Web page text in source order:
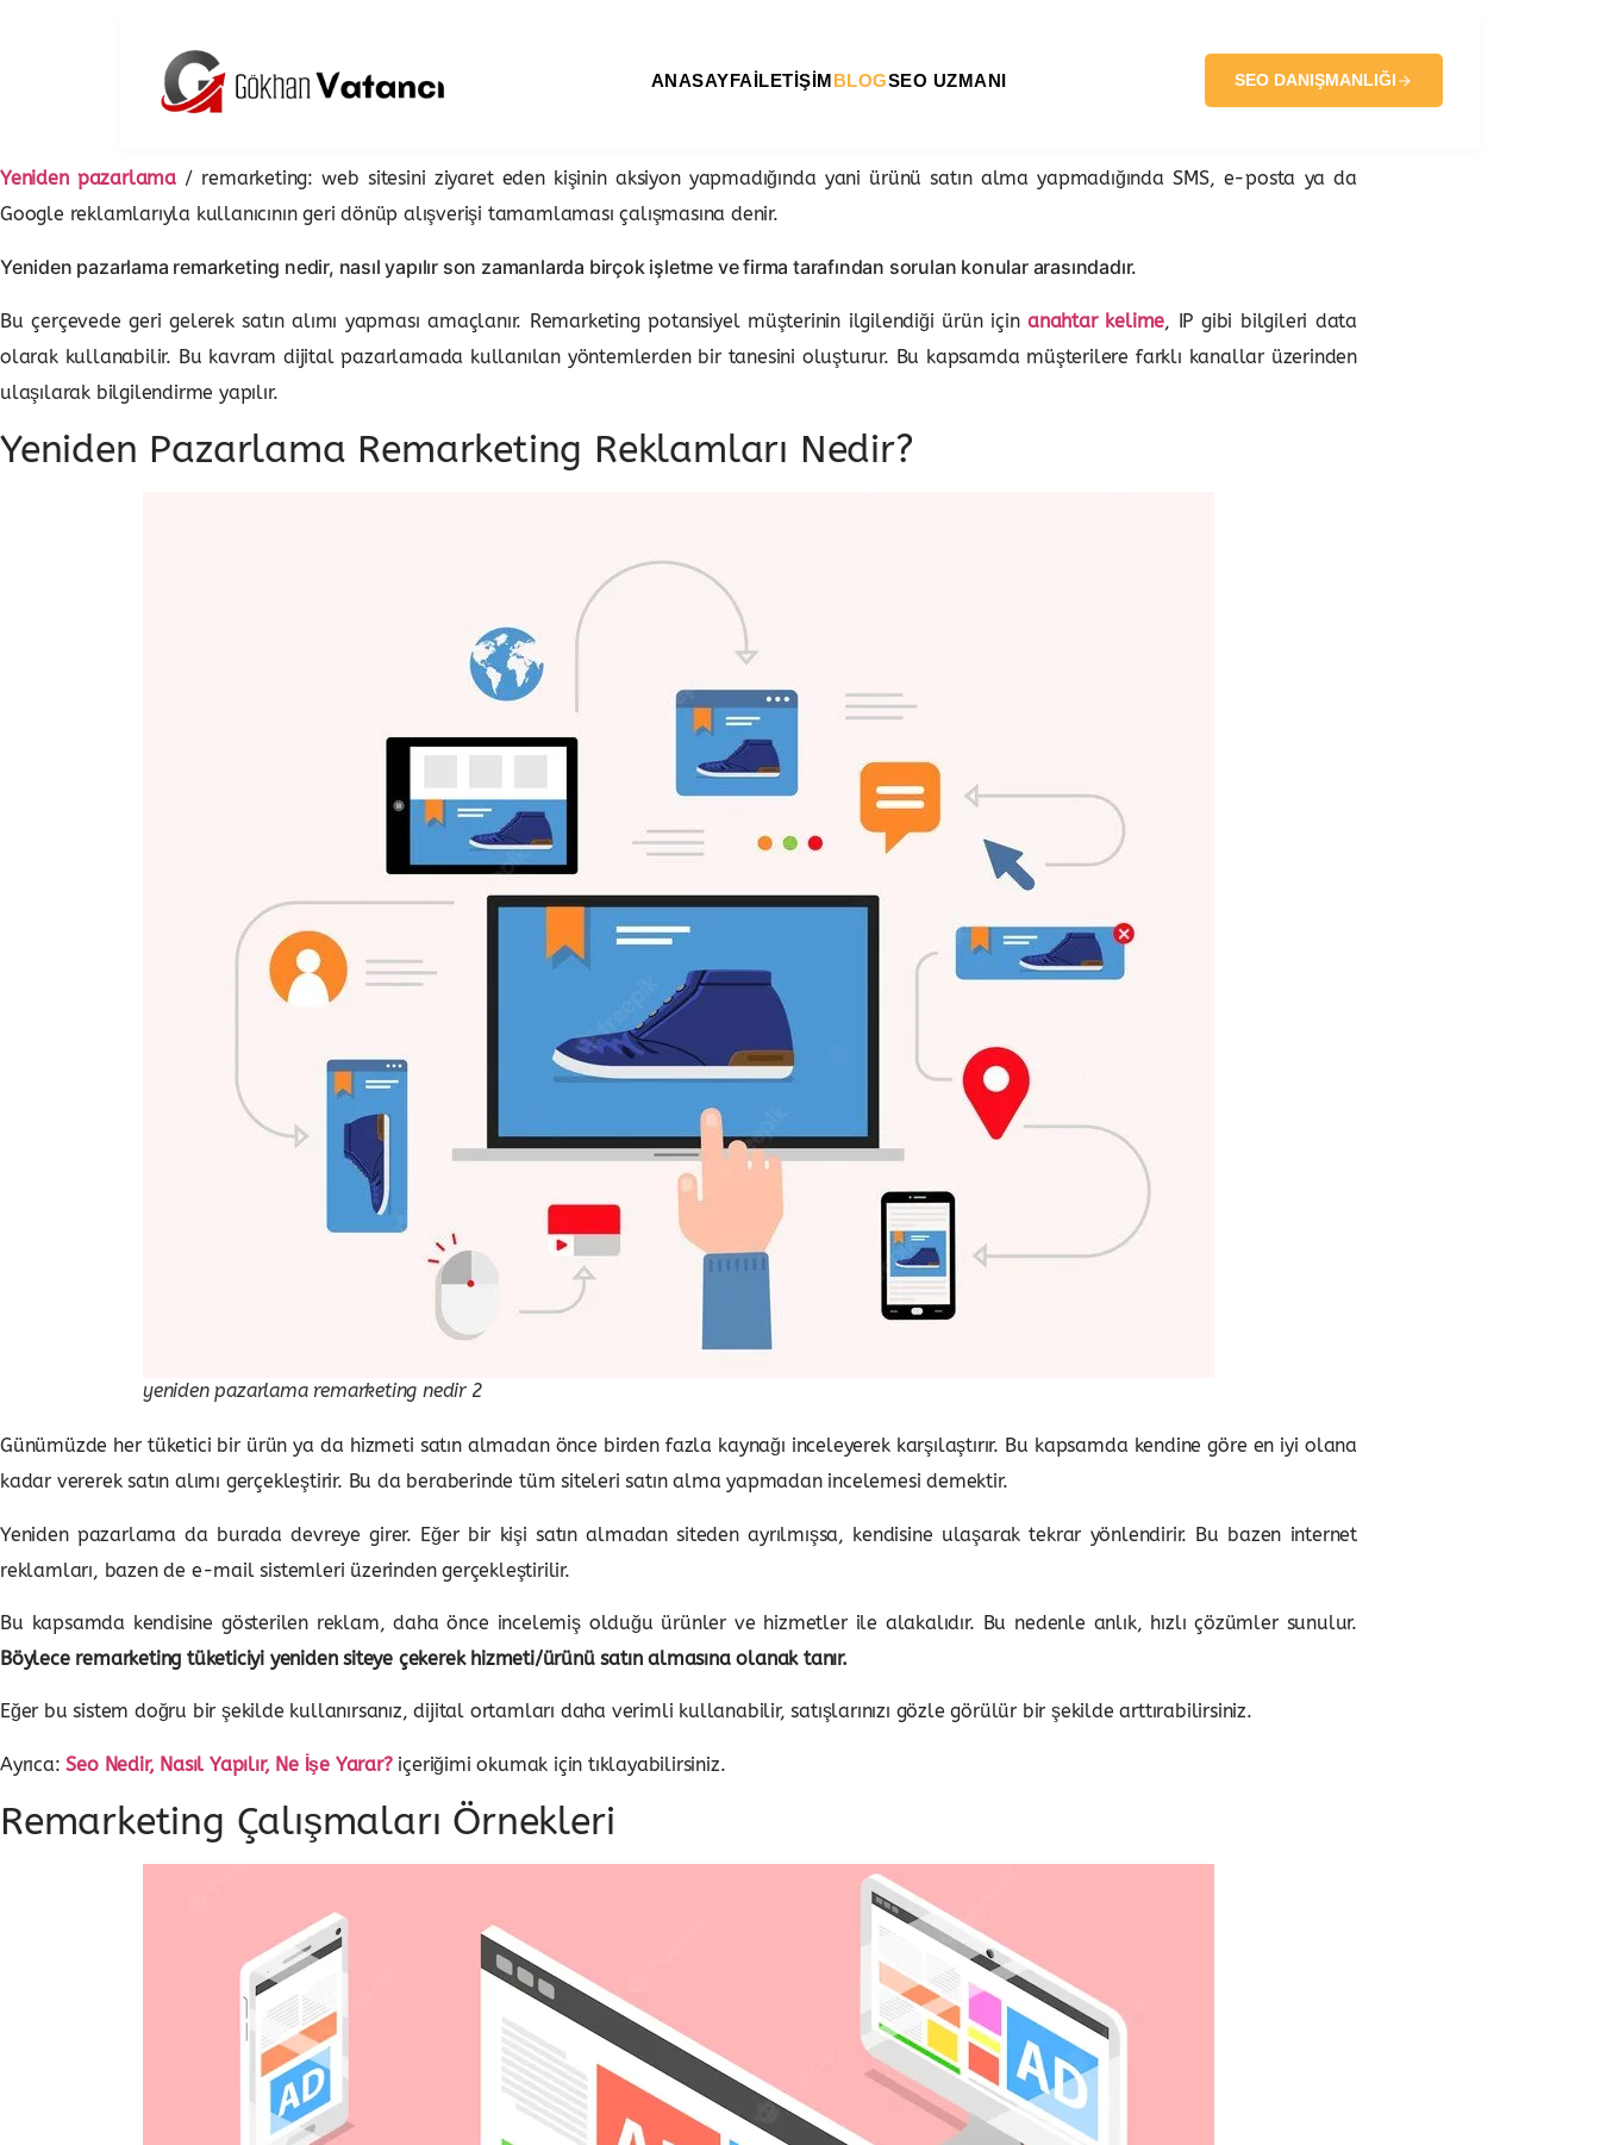
ANASAYFAİLETİŞİMBLOGSEO UZMANI SEO DANIŞMANLIĞI
Yeniden pazarlama / remarketing: web sitesini ziyaret eden kişinin aksiyon yapmadığında yani ürünü satın alma yapmadığında SMS, e-posta ya da
Google reklamlarıyla kullanıcının geri dönüp alışverişi tamamlaması çalışmasına denir.
Yeniden pazarlama remarketing nedir, nasıl yapılır son zamanlarda birçok işletme ve firma tarafından sorulan konular arasındadır.
Bu çerçevede geri gelerek satın alımı yapması amaçlanır. Remarketing potansiyel müşterinin ilgilendiği ürün içinanahtar kelime, IP gibi bilgileri data
olarak kullanabilir. Bu kavram dijital pazarlamada kullanılan yöntemlerden bir tanesini oluşturur. Bu kapsamda müşterilere farklı kanallar üzerinden
ulaşılarak bilgilendirme yapılır.
Yeniden Pazarlama Remarketing Reklamları Nedir?
yeniden pazarlama remarketing nedir 2
Günümüzde her tüketici bir ürün ya da hizmeti satın almadan önce birden fazla kaynağı inceleyerek karşılaştırır. Bu kapsamda kendine göre en iyi olana
kadar vererek satın alımı gerçekleştirir. Bu da beraberinde tüm siteleri satın alma yapmadan incelemesi demektir.
Yeniden pazarlama da burada devreye girer. Eğer bir kişi satın almadan siteden ayrılmışsa, kendisine ulaşarak tekrar yönlendirir. Bu bazen internet
reklamları, bazen de e-mail sistemleri üzerinden gerçekleştirilir.
Bu kapsamda kendisine gösterilen reklam, daha önce incelemiş olduğu ürünler ve hizmetler ile alakalıdır. Bu nedenle anlık, hızlı çözümler sunulur.
Böylece remarketing tüketiciyi yeniden siteye çekerek hizmeti/ürünü satın almasına olanak tanır.
Eğer bu sistem doğru bir şekilde kullanırsanız, dijital ortamları daha verimli kullanabilir, satışlarınızı gözle görülür bir şekilde arttırabilirsiniz.
Ayrıca:Seo Nedir, Nasıl Yapılır, Ne İşe Yarar?içeriğimi okumak için tıklayabilirsiniz.
Remarketing Çalışmaları Örnekleri